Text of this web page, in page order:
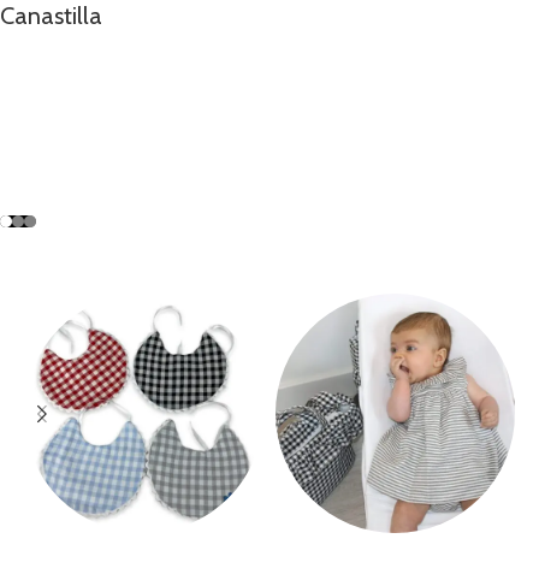
Canastilla